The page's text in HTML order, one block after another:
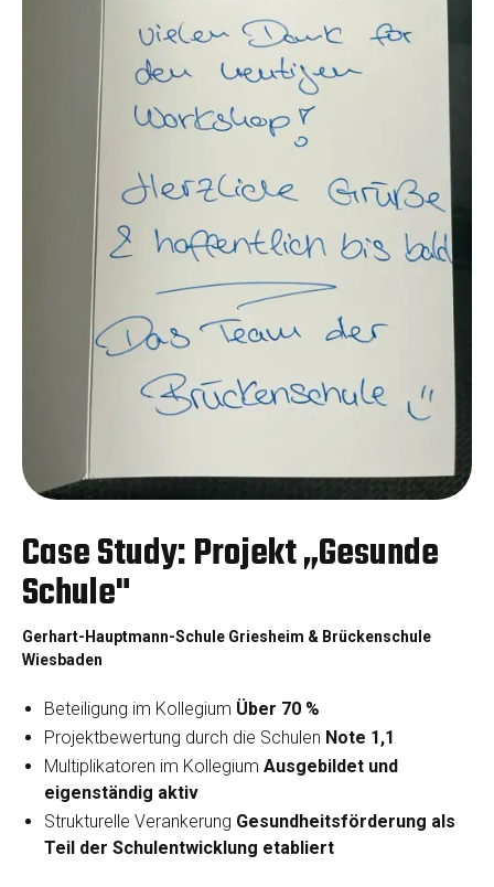
Case Study: Projekt „Gesunde
Schule"
Gerhart-Hauptmann-Schule Griesheim & Brückenschule
Wiesbaden
Beteiligung im Kollegium Über 70 %
Projektbewertung durch die Schulen Note 1,1
Multiplikatoren im Kollegium Ausgebildet und
eigenständig aktiv
Strukturelle Verankerung Gesundheitsförderung als
Teil der Schulentwicklung etabliert